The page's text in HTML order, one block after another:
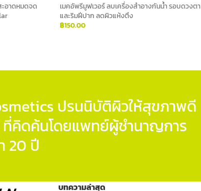
ะอาดหมดจด
เมคอัพรีมูฟเวอร์ ลบเครื่องสำอางกันน้ำ รอบดวงตา
และริมฝีปาก ลดผิวแห้งตึง
฿150.00
ปรนนิบัติผิวให้สุขภาพดี
ที่คิดค้นโดยแพทย์ผู้ชำนาญการ
20 ปี
บทความล่าสุด